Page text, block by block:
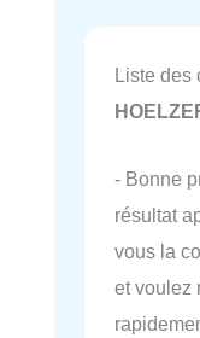
Liste des
- Bonne
résultat
vous la
et voulez